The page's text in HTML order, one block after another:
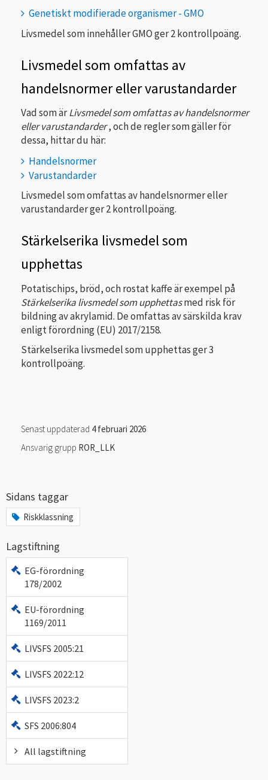
Genetiskt modifierade organismer - GMO
Livsmedel som innehåller GMO ger 2 kontrollpoäng.
Livsmedel som omfattas av
handelsnormer eller varustandarder
Vad som ärLivsmedel som omfattas av handelsnormer
eller varustandarder, och de regler som gäller för
dessa, hittar du här:
Handelsnormer
Varustandarder
Livsmedel som omfattas av handelsnormer eller
varustandarder ger 2 kontrollpoäng.
Stärkelserika livsmedel som
upphettas
Potatischips, bröd, och rostat kaffe är exempel på
Stärkelserika livsmedel som upphettasmed risk för
bildning av akrylamid. De omfattas av särskilda krav
enligt förordning (EU) 2017/2158.
Stärkelserika livsmedel som upphettas ger 3
kontrollpoäng.
Senast uppdaterad 4 februari 2026
Ansvarig grupp ROR_LLK
Sidans taggar
Riskklassning
Lagstiftning
EG-förordning
178/2002
EU-förordning
1169/2011
LIVSFS 2005:21
LIVSFS 2022:12
LIVSFS 2023:2
SFS 2006:804
All lagstiftning